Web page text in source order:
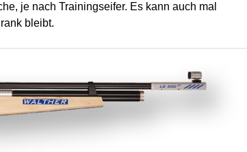
je nach Trainingseifer. Es kann auch mal
bleibt.